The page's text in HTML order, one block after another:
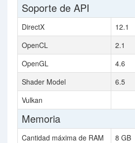
Soporte de API
DirectX
12.1
OpenCL
2.1
OpenGL
4.6
Shader Model
6.5
Vulkan
Memoria
Cantidad máxima de RAM
8 GB